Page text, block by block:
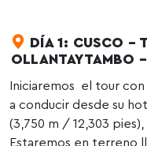
DÍA 1: CUSCO –
OLLANTAYTAMBO
Iniciaremos el tour con
a conducir desde su
(3,750 m / 12,303
Estaremos en terreno